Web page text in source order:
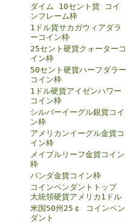
ダイム 10セント貨 コイ
ンフレーム枠
1ドル貨サカガウィアダラ
ーコイン枠
25セント硬貨クォーターコ
イン枠
50セント硬貨ハーフダラー
コイン枠
1ドル硬貨アイゼンハワー
コイン枠
シルバーイーグル銀貨コイ
ン枠
アメリカンイーグル金貨コ
イン枠
メイプルリーフ金貨コイン
枠
パンダ金貨コイン枠
コインペンダントトップ
大統領硬貨アメリカ1ドル
米国50州25￠ コインペン
ダント